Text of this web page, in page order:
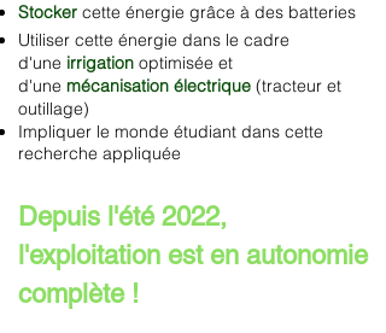
Stocker cette énergie grâce à des batteries
Utiliser cette énergie dans le cadre
d'une irrigation optimisée et
d'une mécanisation électrique (tracteur et
outillage)
Impliquer le monde étudiant dans cette
recherche appliquée
Depuis l'été 2022,
l'exploitation est en autonomie
complète !